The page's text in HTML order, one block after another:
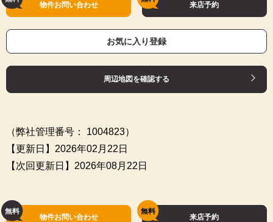
物件お問い合わせ 来店予約
お気に入り登録
周辺地図を確認する
（弊社管理番号： 1004823）
【更新日】2026年02月22日
【次回更新日】2026年08月22日
物件お問い合わせ 来店予約